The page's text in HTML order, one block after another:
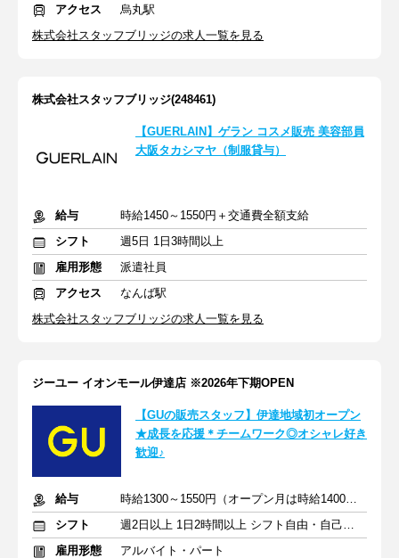
アクセス
烏丸駅
株式会社スタッフブリッジの求人一覧を見る
株式会社スタッフブリッジ(248461)
【GUERLAIN】ゲラン コスメ販売 美容部員
大阪タカシマヤ（制服貸与）
給与
時給1450～1550円＋交通費全額支給
シフト
週5日 1日3時間以上
雇用形態
派遣社員
アクセス
なんば駅
株式会社スタッフブリッジの求人一覧を見る
ジーユー イオンモール伊達店 ※2026年下期OPEN
【GUの販売スタッフ】伊達地域初オープン
★成長を応援＊チームワーク◎オシャレ好き
歓迎♪
給与
時給1300～1550円（オープン月は時給1400円） ※交通費支給
シフト
週2日以上 1日2時間以上 シフト自由・自己申告
雇用形態
アルバイト・パート